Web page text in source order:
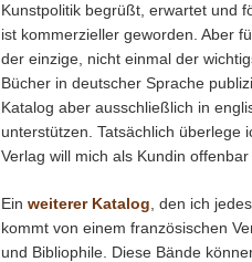
Kunstpolitik begrüßt, erwartet und
ist kommerzieller geworden. Aber
der einzige, nicht einmal der
Bücher in deutscher Sprache
Katalog aber ausschließlich in
unterstützen. Tatsächlich überlege
Verlag will mich als Kundin
Ein weiterer Katalog , den ich
kommt von einem französischen
und Bibliophile. Diese Bände